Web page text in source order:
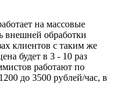
на массовые
внешней обработки
клиентов с таким же
будет в 3 - 10 раз
работают по
до 3500 рублей/час, в